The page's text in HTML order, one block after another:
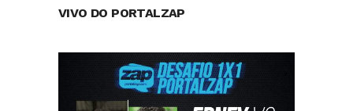
VIVO DO PORTALZAP